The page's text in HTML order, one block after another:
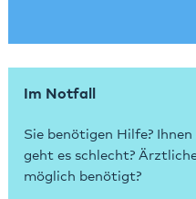
Im Notfall
Sie benötigen Hilfe?
geht es schlecht?
möglich benötigt?